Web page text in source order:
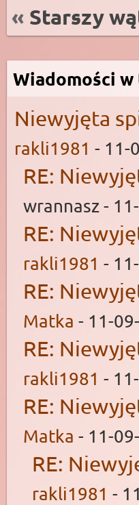
« Starszy
Wiadomości
Niewyjęta
rakli1981 - 11-
RE:
wrannasz -
RE:
rakli1981 -
RE:
Matka - 11-
RE:
rakli1981 -
RE:
Matka - 11-
RE:
rakli1981 -